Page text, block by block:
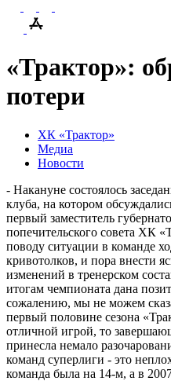
«Трактор»:
потери
ХК «Трактор»
Медиа
Новости
- Накануне состоялось
клуба, на котором
первый заместитель
попечительского совета ХК
поводу ситуации в команде
кривотолков, и пора внести
изменений в тренерском
итогам чемпионата дана
сожалению, мы не можем
первый половине сезона
отличной игрой, то
принесла немало
команд суперлиги - это
команда была на 14-м, а в